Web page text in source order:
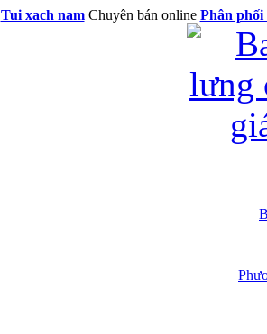
Tui xach namChuyên bán online Phân phối